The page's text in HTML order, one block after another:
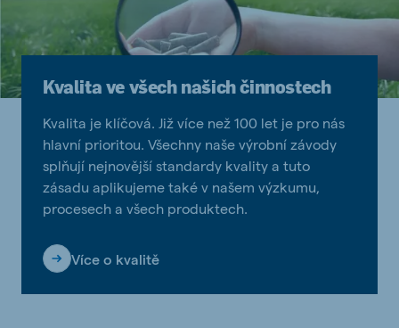
Kvalita ve všech našich činnostech
Kvalita je klíčová. Již více než 100 let je pro nás
hlavní prioritou. Všechny naše výrobní závody
splňují nejnovější standardy kvality a tuto
zásadu aplikujeme také v našem výzkumu,
procesech a všech produktech.
Více o kvalitě